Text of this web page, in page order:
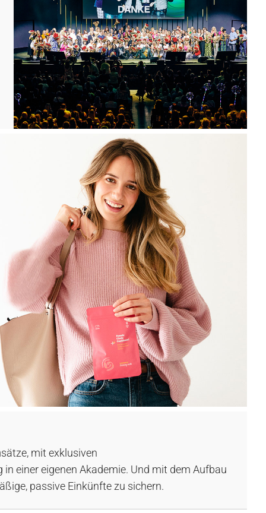
und vor allem geteilt! Als Teil der
Bildungs- und Incentive-Programm der
mit exklusiven
einer eigenen Akademie. Und mit dem Aufbau
passive Einkünfte zu sichern.